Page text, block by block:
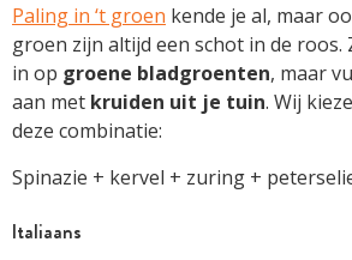
Paling in ‘t groen kende je al, maar
groen zijn altijd een schot in de roos.
in op groene bladgroenten, maar
aan met kruiden uit je tuin. Wij
deze combinatie:
Spinazie + kervel + zuring +
Italiaans